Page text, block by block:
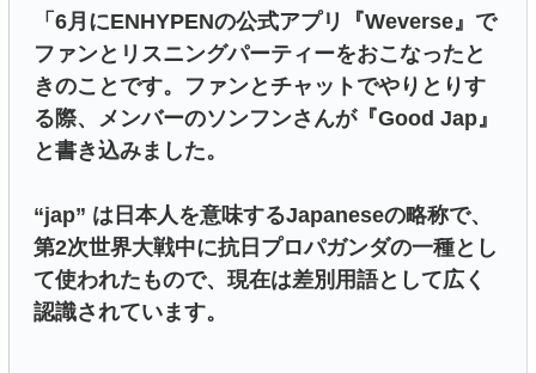
「6月にENHYPENの公式アプリ『Weverse』で
ファンとリスニングパーティーをおこなったと
きのことです。ファンとチャットでやりとりす
る際、メンバーのソンフンさんが『Good Jap』
と書き込みました。
“jap” は日本人を意味するJapaneseの略称で、
第2次世界大戦中に抗日プロパガンダの一種とし
て使われたもので、現在は差別用語として広く
認識されています。